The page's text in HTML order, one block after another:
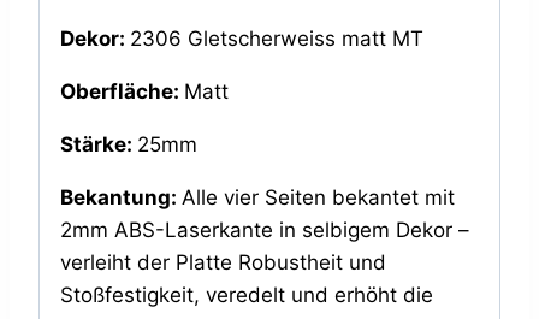
Dekor: 2306 Gletscherweiss matt MT
Oberfläche: Matt
Stärke: 25mm
Bekantung: Alle vier Seiten bekantet mit
2mm ABS-Laserkante in selbigem Dekor –
verleiht der Platte Robustheit und
Stoßfestigkeit, veredelt und erhöht die